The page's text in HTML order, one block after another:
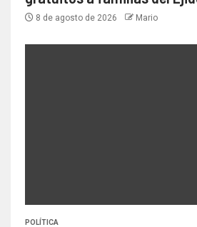
8 de agosto de 2026 Mario
POLÍTICA